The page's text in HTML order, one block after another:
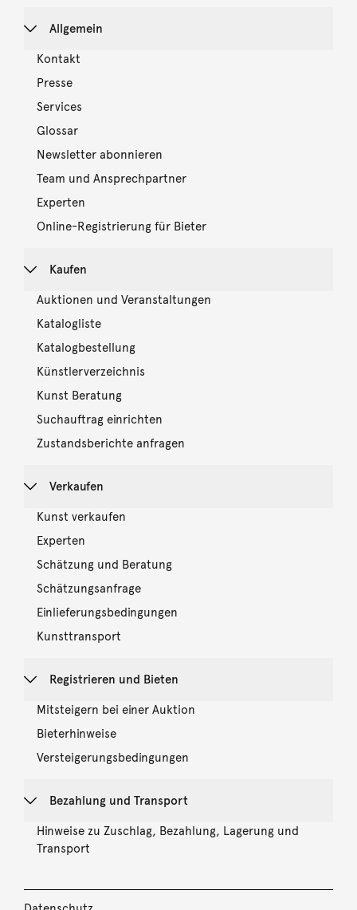
Allgemein
Kontakt
Presse
Services
Glossar
Newsletter abonnieren
Team und Ansprechpartner
Experten
Online-Registrierung für Bieter
Kaufen
Auktionen und Veranstaltungen
Katalogliste
Katalogbestellung
Künstlerverzeichnis
Kunst Beratung
Suchauftrag einrichten
Zustandsberichte anfragen
Verkaufen
Kunst verkaufen
Experten
Schätzung und Beratung
Schätzungsanfrage
Einlieferungsbedingungen
Kunsttransport
Registrieren und Bieten
Mitsteigern bei einer Auktion
Bieterhinweise
Versteigerungsbedingungen
Bezahlung und Transport
Hinweise zu Zuschlag, Bezahlung, Lagerung und
Transport